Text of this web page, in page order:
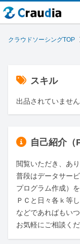
クラウドソーシングTOP
スキル
出品されていません
自己紹介（
閲覧いただき、あ
普段はデータサー
プログラム作成）を
ＰＣと日々各ｋ等
などであればもい
お気軽にご相談くだ